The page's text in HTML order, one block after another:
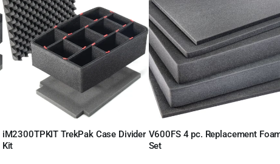
iM2300TPKIT TrekPak Case Divider
Kit
V600FS 4 pc. Replacement
SetLeer más